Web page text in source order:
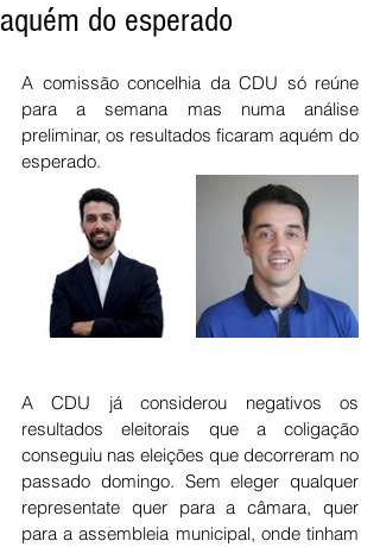
aquém do esperado
A comissão concelhia da CDU só reúne
para a semana mas numa análise
preliminar, os resultados ficaram aquém do
esperado.
A CDU já considerou negativos os
resultados eleitorais que a coligação
conseguiu nas eleições que decorreram no
passado domingo. Sem eleger qualquer
representate quer para a câmara, quer
para a assembleia municipal, onde tinham